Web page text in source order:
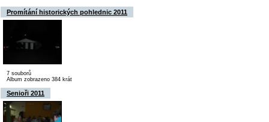
Promítání historických pohlednic 2011
7 souborů
Album zobrazeno 384 krát
Senioři 2011